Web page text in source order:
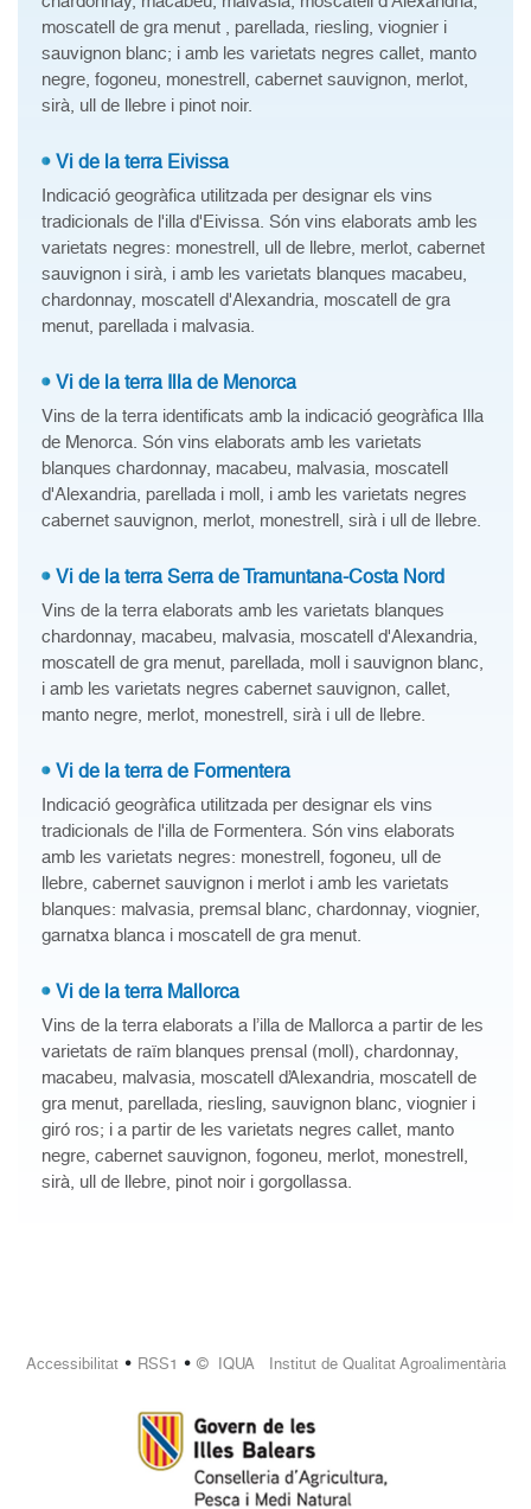
moscatell de gra menut , parellada, riesling, viognier i
sauvignon blanc; i amb les varietats negres callet, manto
negre, fogoneu, monestrell, cabernet sauvignon, merlot,
sirà, ull de llebre i pinot noir.
Vi de la terra Eivissa
Indicació geogràfica utilitzada per designar els vins
tradicionals de l'illa d'Eivissa. Són vins elaborats amb les
varietats negres: monestrell, ull de llebre, merlot, cabernet
sauvignon i sirà, i amb les varietats blanques macabeu,
chardonnay, moscatell d'Alexandria, moscatell de gra
menut, parellada i malvasia.
Vi de la terra Illa de Menorca
Vins de la terra identificats amb la indicació geogràfica Illa
de Menorca. Són vins elaborats amb les varietats
blanques chardonnay, macabeu, malvasia, moscatell
d'Alexandria, parellada i moll, i amb les varietats negres
cabernet sauvignon, merlot, monestrell, sirà i ull de llebre.
Vi de la terra Serra de Tramuntana-Costa Nord
Vins de la terra elaborats amb les varietats blanques
chardonnay, macabeu, malvasia, moscatell d'Alexandria,
moscatell de gra menut, parellada, moll i sauvignon blanc,
i amb les varietats negres cabernet sauvignon, callet,
manto negre, merlot, monestrell, sirà i ull de llebre.
Vi de la terra de Formentera
Indicació geogràfica utilitzada per designar els vins
tradicionals de l'illa de Formentera. Són vins elaborats
amb les varietats negres: monestrell, fogoneu, ull de
llebre, cabernet sauvignon i merlot i amb les varietats
blanques: malvasia, premsal blanc, chardonnay, viognier,
garnatxa blanca i moscatell de gra menut.
Vi de la terra Mallorca
Vins de la terra elaborats a l’illa de Mallorca a partir de les
varietats de raïm blanques prensal (moll), chardonnay,
macabeu, malvasia, moscatell d’Alexandria, moscatell de
gra menut, parellada, riesling, sauvignon blanc, viognier i
giró ros; i a partir de les varietats negres callet, manto
negre, cabernet sauvignon, fogoneu, merlot, monestrell,
sirà, ull de llebre, pinot noir i gorgollassa.
Accessibilitat• RSS1 • © IQUA Institut de Qualitat Agroalimentària